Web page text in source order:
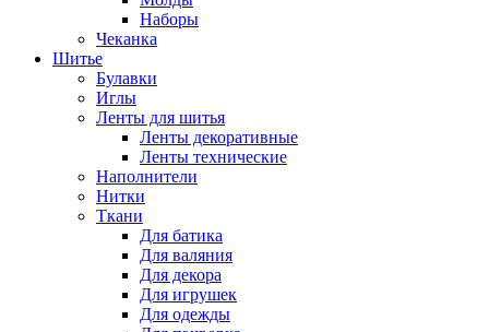
Наборы
Чеканка
Шитье
Булавки
Иглы
Ленты для шитья
Ленты декоративные
Ленты технические
Наполнители
Нитки
Ткани
Для батика
Для валяния
Для декора
Для игрушек
Для одежды